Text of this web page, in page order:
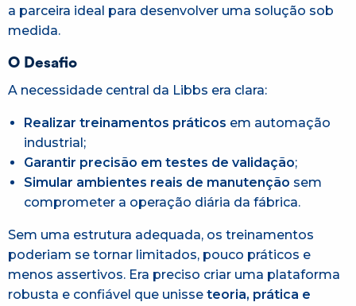
a parceira ideal para desenvolver uma solução sob
medida.
O Desafio
A necessidade central da Libbs era clara:
Realizar treinamentos práticos em automação
industrial;
Garantir precisão em testes de validação;
Simular ambientes reais de manutenção sem
comprometer a operação diária da fábrica.
Sem uma estrutura adequada, os treinamentos
poderiam se tornar limitados, pouco práticos e
menos assertivos. Era preciso criar uma plataforma
robusta e confiável que unisse teoria, prática e